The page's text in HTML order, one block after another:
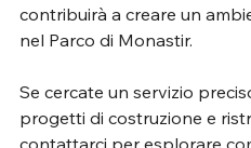
contribuirà a creare un
nel Parco di Monastir.
Se cercate un servizio
progetti di costruzione e
contattarci per esplorare